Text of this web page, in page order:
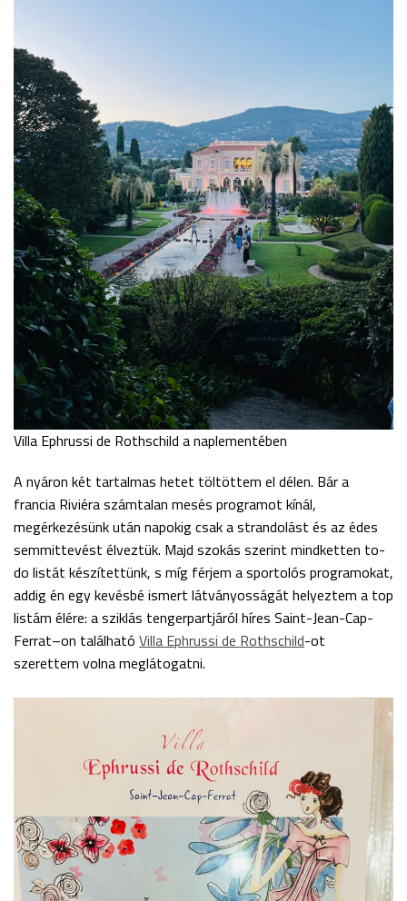
Villa Ephrussi de Rothschild a naplementében
A nyáron két tartalmas hetet töltöttem el délen. Bár a
francia Riviéra számtalan mesés programot kínál,
megérkezésünk után napokig csak a strandolást és az édes
semmittevést élveztük. Majd szokás szerint mindketten to-
do listát készítettünk, s míg férjem a sportolós programokat,
addig én egy kevésbé ismert látványosságát helyeztem a top
listám élére: a sziklás tengerpartjáról híres Saint-Jean-Cap-
Ferrat–on található Villa Ephrussi de Rothschild-ot
szerettem volna meglátogatni.